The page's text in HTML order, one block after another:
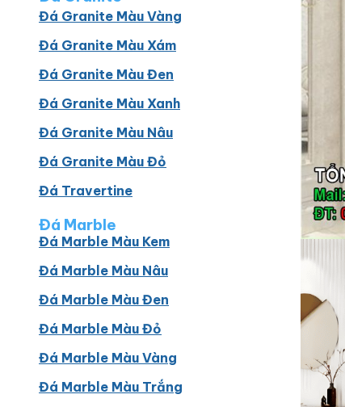
Đá Granite Màu Vàng
Đá Granite Màu Xám
Đá Granite Màu Đen
Đá Granite Màu Xanh
Đá Granite Màu Nâu
Đá Granite Màu Đỏ
Đá Travertine
Đá Marble
Đá Marble Màu Kem
Đá Marble Màu Nâu
Đá Marble Màu Đen
Đá Marble Màu Đỏ
Đá Marble Màu Vàng
Đá Marble Màu Trắng